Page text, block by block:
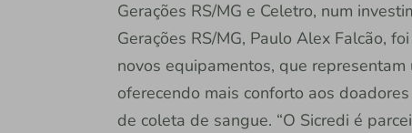
Gerações RS/MG e Celetro, num
Gerações RS/MG, Paulo Alex Falcão,
novos equipamentos, que
oferecendo mais conforto aos
de coleta de sangue. “O Sicredi é